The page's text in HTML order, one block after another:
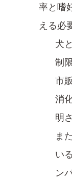
率と​嗜
える必
犬
制
市
消
明
ま
い
ン